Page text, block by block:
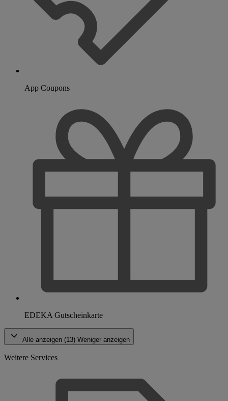
App Coupons
EDEKA Gutscheinkarte
Alle anzeigen (13) Weniger anzeigen
Weitere Services